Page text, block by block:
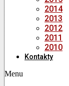
2014
2013
2012
2011
2010
Kontakty
Menu